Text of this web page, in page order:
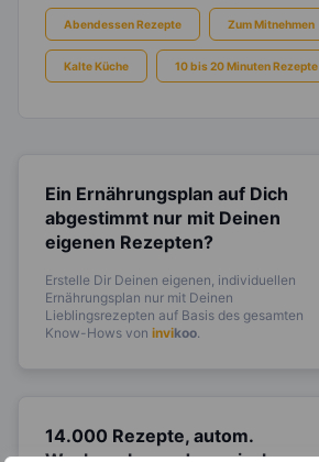
Abendessen Rezepte Zum Mitnehmen
Kalte Küche 10 bis 20 Minuten Rezepte
Ein Ernährungsplan auf Dich
abgestimmt nur mit Deinen
eigenen Rezepten?
Erstelle Dir Deinen eigenen, individuellen
Ernährungsplan nur mit Deinen
Lieblingsrezepten auf Basis des gesamten
Know-Hows von invikoo
14.000 Rezepte, autom.